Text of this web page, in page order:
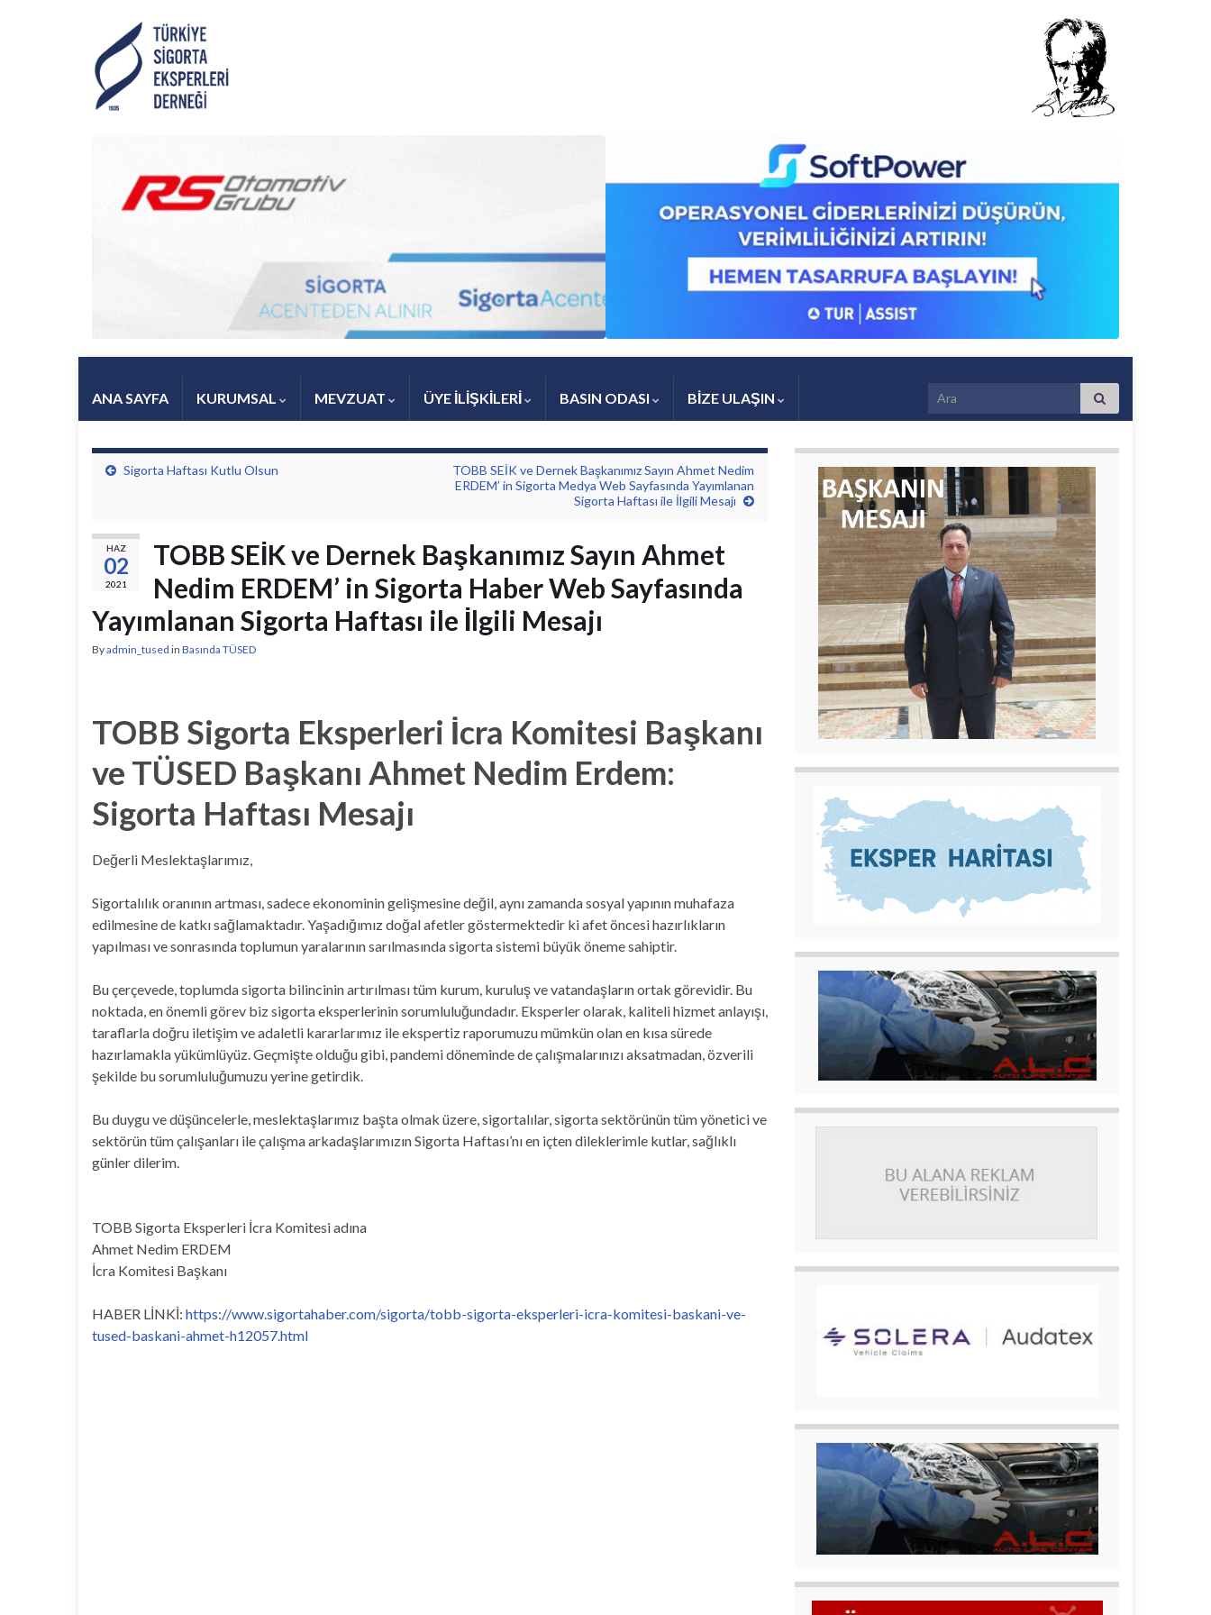
ANA SAYFA KURUMSAL MEVZUAT ÜYE İLİŞKİLERİ BASIN ODASI BİZE ULAŞIN Search for:
Sigorta Haftası Kutlu Olsun
TOBB SEİK ve Dernek Başkanımız Sayın Ahmet Nedim
ERDEM’ in Sigorta Medya Web Sayfasında Yayımlanan
Sigorta Haftası ile İlgili Mesajı
HAZ
02
2021
TOBB SEİK ve Dernek Başkanımız Sayın Ahmet
Nedim ERDEM’ in Sigorta Haber Web Sayfasında
Yayımlanan Sigorta Haftası ile İlgili Mesajı
Byadmin_tused in Basında TÜSED
TOBB Sigorta Eksperleri İcra Komitesi Başkanı
ve TÜSED Başkanı Ahmet Nedim Erdem:
Sigorta Haftası Mesajı
Değerli Meslektaşlarımız,
Sigortalılık oranının artması, sadece ekonominin gelişmesine değil, aynı zamanda sosyal yapının muhafaza
edilmesine de katkı sağlamaktadır. Yaşadığımız doğal afetler göstermektedir ki afet öncesi hazırlıkların
yapılması ve sonrasında toplumun yaralarının sarılmasında sigorta sistemi büyük öneme sahiptir.
Bu çerçevede, toplumda sigorta bilincinin artırılması tüm kurum, kuruluş ve vatandaşların ortak görevidir. Bu
noktada, en önemli görev biz sigorta eksperlerinin sorumluluğundadır. Eksperler olarak, kaliteli hizmet anlayışı,
taraflarla doğru iletişim ve adaletli kararlarımız ile ekspertiz raporumuzu mümkün olan en kısa sürede
hazırlamakla yükümlüyüz. Geçmişte olduğu gibi, pandemi döneminde de çalışmalarınızı aksatmadan, özverili
şekilde bu sorumluluğumuzu yerine getirdik.
Bu duygu ve düşüncelerle, meslektaşlarımız başta olmak üzere, sigortalılar, sigorta sektörünün tüm yönetici ve
sektörün tüm çalışanları ile çalışma arkadaşlarımızın Sigorta Haftası’nı en içten dileklerimle kutlar, sağlıklı
günler dilerim.
TOBB Sigorta Eksperleri İcra Komitesi adına
Ahmet Nedim ERDEM
İcra Komitesi Başkanı
HABER LİNKİ: https://www.sigortahaber.com/sigorta/tobb-sigorta-eksperleri-icra-komitesi-baskani-ve-
tused-baskani-ahmet-h12057.html